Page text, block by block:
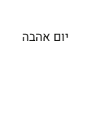
יום אהבה